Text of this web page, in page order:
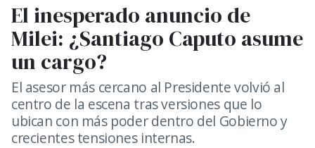
El inesperado anuncio de
Milei: ¿Santiago Caputo asume
un cargo?
El asesor más cercano al Presidente volvió al
centro de la escena tras versiones que lo
ubican con más poder dentro del Gobierno y
crecientes tensiones internas.